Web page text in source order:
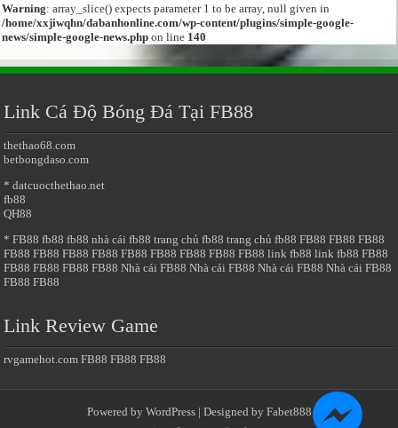
Warning: array_slice() expects parameter 1 to be array, null given in
/home/xxjiwqhn/dabanhonline.com/wp-content/plugins/simple-google-
news/simple-google-news.php on line 140
Link Cá Độ Bóng Đá Tại FB88
thethao68.com
betbongdaso.com
* datcuocthethao.net
fb88
QH88
* FB88 fb88 fb88 nhà cái fb88 trang chủ fb88 trang chủ fb88 FB88 FB88 FB88
FB88 FB88 FB88 FB88 FB88 FB88 FB88 FB88 FB88 link fb88 link fb88 FB88
FB88 FB88 FB88 FB88 Nhà cái FB88 Nhà cái FB88 Nhà cái FB88 Nhà cái FB88
FB88 FB88
Link Review Game
rvgamehot.com FB88 FB88 FB88
Powered by WordPress| Designed by Fabet888